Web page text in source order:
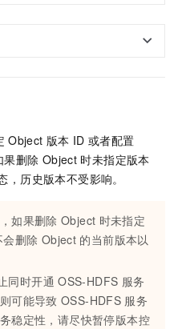
Object 版本 ID 或者配置
果删除 Object 时未指定版本
历史版本不受影响。
如果删除 Object 时未指定
删除 Object 的当前版本以
同时开通 OSS-HDFS 服务
可能导致 OSS-HDFS 服务
稳定性，请尽快暂停版本控